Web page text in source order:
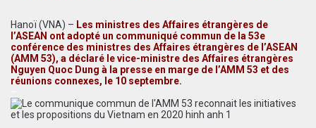
Hanoï (VNA) – Les ministres des Affaires étrangères de
l’ASEAN ont adopté un communiqué commun de la 53e
conférence des ministres des Affaires étrangères de l’ASEAN
(AMM 53), a déclaré le vice-ministre des Affaires étrangères
Nguyen Quoc Dung à la presse en marge de l’AMM 53 et des
réunions connexes, le 10 septembre.